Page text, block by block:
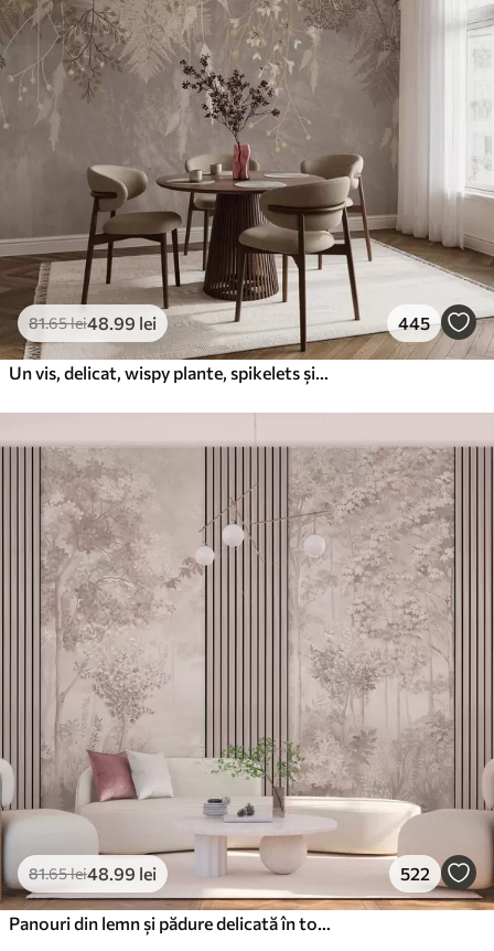
81.65lei48 .99 lei 445
81.65lei48 .99 lei 522